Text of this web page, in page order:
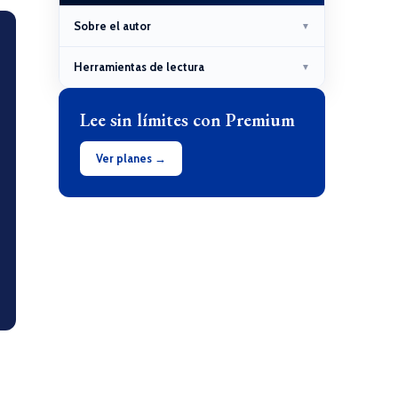
Sobre el autor ▼
Herramientas de lectura ▼
Lee sin límites con Premium
Ver planes →